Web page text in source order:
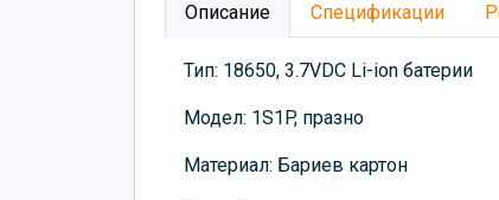
Описание Спецификации
Тип: 18650, 3.7VDC Li-ion батерии
Модел: 1S1P, празно
Материал: Бариев картон